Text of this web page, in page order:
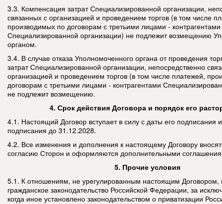
3.3. Компенсация затрат Специализированной организации,
связанных с организацией и проведением торгов (в том числе
производимых по договорам с третьими лицами - контрагентами
Специализированной организации) не подлежит возмещению
органом.
3.4. В случае отказа Уполномоченного органа от проведения
затрат Специализированной организации, непосредственно
организацией и проведением торгов (в том числе платежей,
договорам с третьими лицами - контрагентами
не подлежит возмещению.
4. Срок действия Договора и порядок его
4.1. Настоящий Договор вступает в силу с даты его подписания
подписания до 31.12.2028.
4.2. Все изменения и дополнения к настоящему Договору
согласию Сторон и оформляются дополнительными
5. Прочие условия
5.1. К отношениям, не урегулированным настоящим Договором,
гражданское законодательство Российской Федерации, за
когда иное установлено законодательством о приватизации